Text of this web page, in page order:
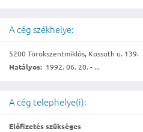
A cég székhelye:
5200 Törökszentmiklós, Kossuth u. 139.
Hatályos: 1992. 06. 20. - ...
A cég telephelye(i):
Előfizetés szükséges